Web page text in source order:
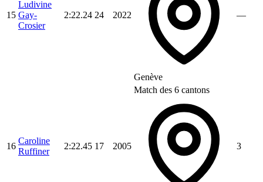
15
Ludivine
Gay-
Crosier
2:22.24 24 2022
Genève
—
16
Caroline
Ruffiner
2:22.45 17 2005
Match des 6 cantons
3